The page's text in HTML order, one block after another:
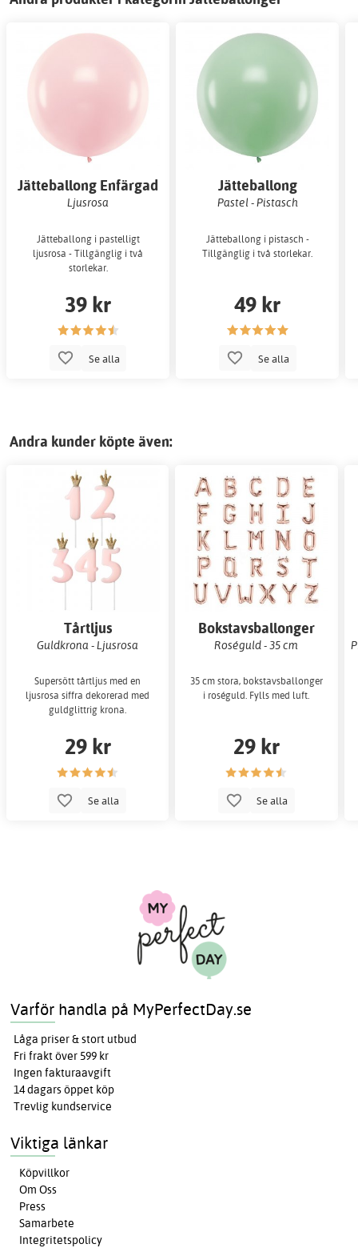
Jätteballong Enfärgad
Ljusrosa
Jätteballong i pastelligt
ljusrosa - Tillgänglig i två
storlekar.
39 kr
Se alla
Jätteballong
Pastel - Pistasch
Jätteballong i pistasch -
Tillgänglig i två storlekar.
49 kr
Se alla
Andra kunder köpte även:
Tårtljus
Guldkrona - Ljusrosa
Supersött tårtljus med en
ljusrosa siffra dekorerad med
guldglittrig krona.
29 kr
Se alla
Bokstavsballonger
Roséguld - 35 cm
35 cm stora, bokstavsballonger
i roséguld. Fylls med luft.
29 kr
Se alla
Varför handla på MyPerfectDay.se
Låga priser & stort utbud
Fri frakt över 599 kr
Ingen fakturaavgift
14 dagars öppet köp
Trevlig kundservice
Viktiga länkar
Köpvillkor
Om Oss
Press
Samarbete
Integritetspolicy